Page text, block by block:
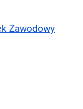
Zawodowy